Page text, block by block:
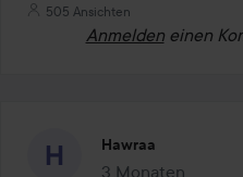
505 Ansichten
Anmelden einen
Hawraa
3 Monaten
Der Beitrag